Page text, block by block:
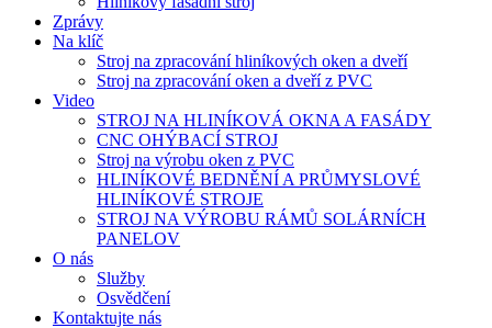
Zprávy
Na klíč
Stroj na zpracování hliníkových oken a dveří
Stroj na zpracování oken a dveří z PVC
Video
STROJ NA HLINÍKOVÁ OKNA A FASÁDY
CNC OHÝBACÍ STROJ
Stroj na výrobu oken z PVC
HLINÍKOVÉ BEDNĚNÍ A PRŮMYSLOVÉ
HLINÍKOVÉ STROJE
STROJ NA VÝROBU RÁMŮ SOLÁRNÍCH
PANELOV
O nás
Služby
Osvědčení
Kontaktujte nás